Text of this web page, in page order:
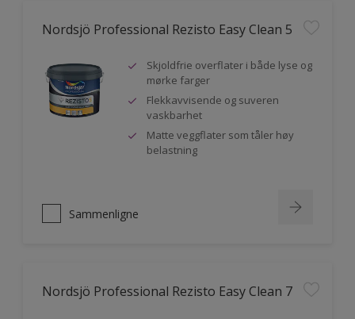
Nordsjö Professional Rezisto Easy Clean 5
Skjoldfrie overflater i både lyse og
mørke farger
Flekkavvisende og suveren
vaskbarhet
Matte veggflater som tåler høy
belastning
Sammenligne
Nordsjö Professional Rezisto Easy Clean 7